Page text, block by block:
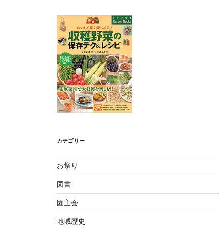
カテゴリー
お祭り
図書
園主会
地域歴史